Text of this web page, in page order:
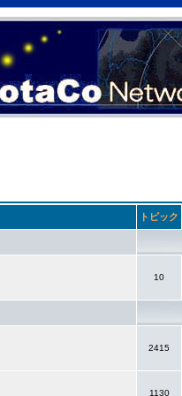
トピック
10
2415
1130